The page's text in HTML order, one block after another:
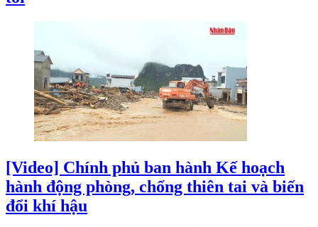
[Video] Chính phủ ban hành Kế hoạch
hành động phòng, chống thiên tai và biến
đổi khí hậu